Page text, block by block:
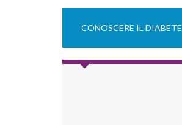
CONOSCERE IL DIABETE